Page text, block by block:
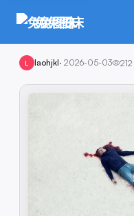
兔兔图床
L laohjkl· 2026-05-03 212